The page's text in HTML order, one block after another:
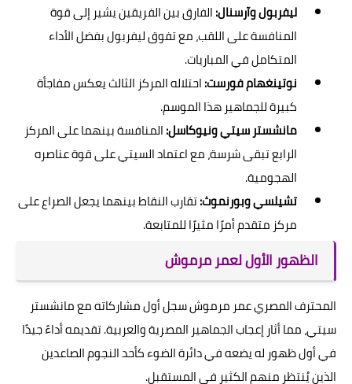
ليفربول وآرسنال:الفارق بين الفريقين يشير إلى قوة
المنافسة على اللقب، مع تفوق ليفربول بفضل الأداء
المتكامل في المباريات.
نوتينغهام فورست:احتلاله المركز الثالث يعكس مفاجأة
كبيرة للجماهير هذا الموسم.
مانشستر سيتي ونيوكاسل:المنافسة بينهما على المركز
الرابع تبقى شرسة، مع اعتماد السيتي على قوة عناصره
الهجومية.
تشيلسي وبورنموث:تقارب النقاط بينهما يجعل الصراع على
مركز متقدم أمرًا مثيرًا للمتابعة.
الظهور الأول لعمر مرموش
المحترف المصري عمر مرموش سجل أول مشاركاته مع مانشستر
سيتي، مما أثار إعجاب الجماهير المصرية والعربية. تقديمه أداءً جيدًا
في أول ظهور له يضعه في دائرة الضوء كأحد النجوم الصاعدين
الذين يُنتظر منهم الكثير في المستقبل.